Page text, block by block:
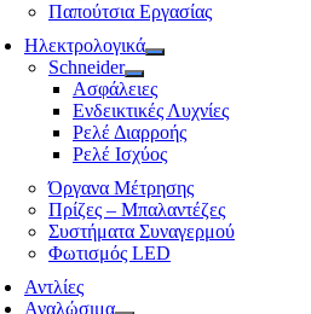
Παπούτσια Εργασίας
Ηλεκτρολογικά
Schneider
Ασφάλειες
Ενδεικτικές Λυχνίες
Ρελέ Διαρροής
Ρελέ Ισχύος
Όργανα Μέτρησης
Πρίζες – Μπαλαντέζες
Συστήματα Συναγερμού
Φωτισμός LED
Αντλίες
Αναλώσιμα